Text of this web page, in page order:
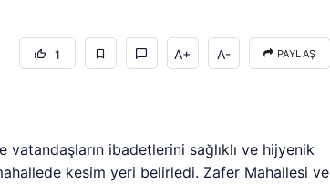
1 A+ A- PAYLAŞ
vatandaşların ibadetlerini sağlıklı ve hijyenik
kesim yeri belirledi. Zafer Mahallesi ve